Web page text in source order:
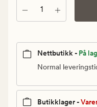
Antall
Nettbutikk - På
Normal
Butikklager -